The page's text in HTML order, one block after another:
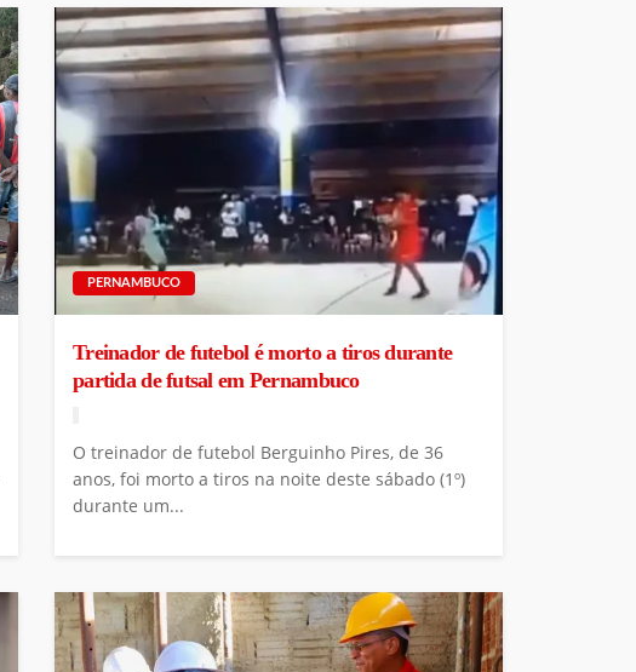
PERNAMBUCO
Treinador de futebol é morto a tiros durante
partida de futsal em Pernambuco
O treinador de futebol Berguinho Pires, de 36
anos, foi morto a tiros na noite deste sábado (1º)
durante um...